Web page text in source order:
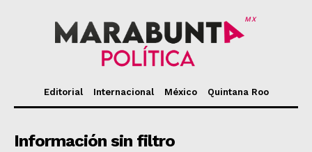
MX
Editorial Internacional México Quintana Roo
Información sin filtro